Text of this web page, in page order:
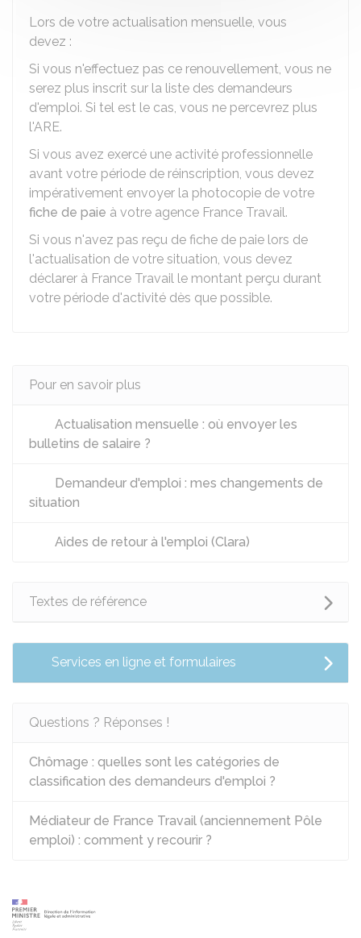
Lors de votre actualisation mensuelle, vous
devez :
Si vous n'effectuez pas ce renouvellement, vous ne
serez plus inscrit sur la liste des demandeurs
d'emploi. Si tel est le cas, vous ne percevrez plus
l'ARE.
Si vous avez exercé une activité professionnelle
avant votre période de réinscription, vous devez
impérativement envoyer la photocopie de votre
fiche de paie à votre agence France Travail.
Si vous n'avez pas reçu de fiche de paie lors de
l'actualisation de votre situation, vous devez
déclarer à France Travail le montant perçu durant
votre période d'activité dès que possible.
Pour en savoir plus
Actualisation mensuelle : où envoyer les
bulletins de salaire ?
Demandeur d'emploi : mes changements de
situation
Aides de retour à l'emploi (Clara)
Textes de référence
Services en ligne et formulaires
Questions ? Réponses !
Chômage : quelles sont les catégories de
classification des demandeurs d'emploi ?
Médiateur de France Travail (anciennement Pôle
emploi) : comment y recourir ?